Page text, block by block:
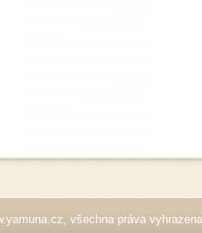
všechna práva vyhrazena